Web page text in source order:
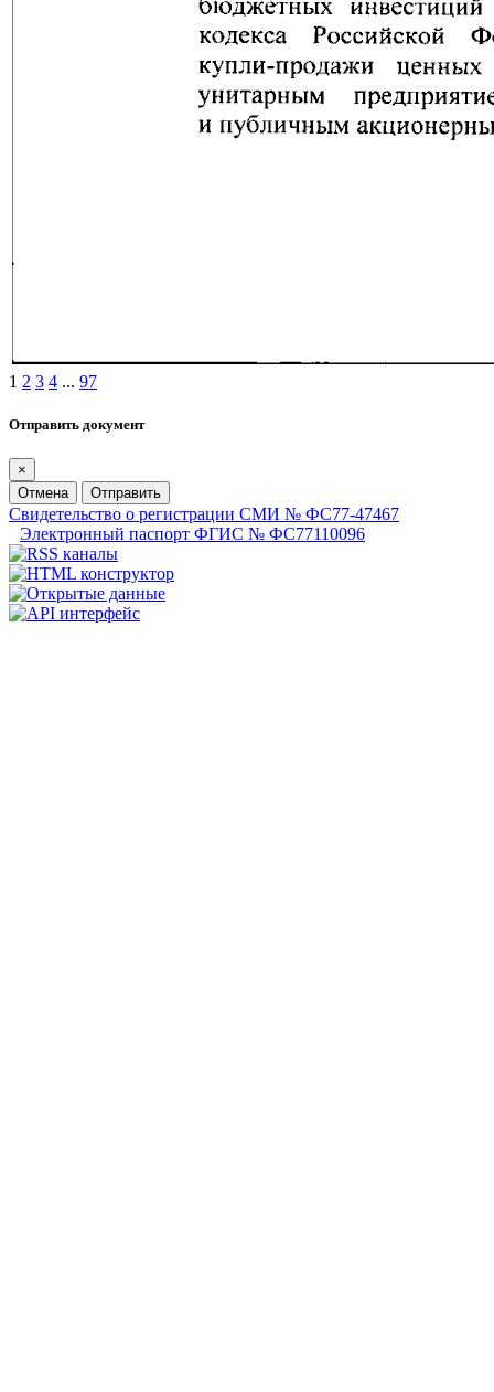
1 2 3 4 ... 97
Отправить документ
×
Отмена
Отправить
Свидетельство о регистрации СМИ № ФС77-47467
Электронный паспорт ФГИС № ФС77110096